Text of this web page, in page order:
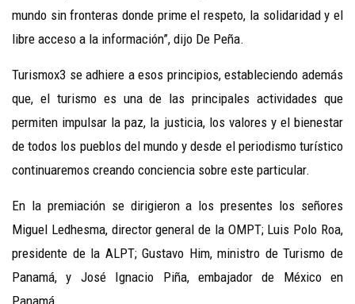
mundo sin fronteras donde prime el respeto, la solidaridad y el
libre acceso a la información”, dijo De Peña.
Turismox3 se adhiere a esos principios, estableciendo además
que, el turismo es una de las principales actividades que
permiten impulsar la paz, la justicia, los valores y el bienestar
de todos los pueblos del mundo y desde el periodismo turístico
continuaremos creando conciencia sobre este particular.
En la premiación se dirigieron a los presentes los señores
Miguel Ledhesma, director general de la OMPT; Luis Polo Roa,
presidente de la ALPT; Gustavo Him, ministro de Turismo de
Panamá, y José Ignacio Piña, embajador de México en
Panamá.